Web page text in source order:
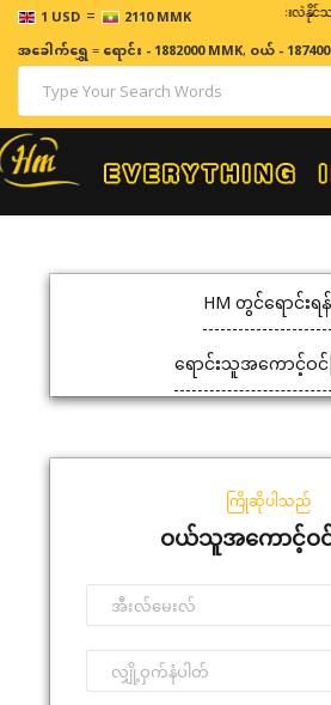
1 USD = 2110 MMK
ဈေးနှုန်းများသည် အချိန်နှင့် အမျှပြောင်းလဲနိုင်
အခေါက်ရွှေ=ရောင်း - 1882000 MMK, ဝယ် -
HM တွင်ရောင်းရန်
ရောင်းသူအကောင့်ဝင်
ကြိုဆိုပါသည်
ဝယ်သူအကောင့်ဝင်